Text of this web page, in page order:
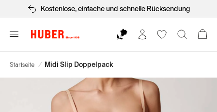
Kostenlose, einfache und schnelle Rücksendung
Startseite / Midi Slip Doppelpack